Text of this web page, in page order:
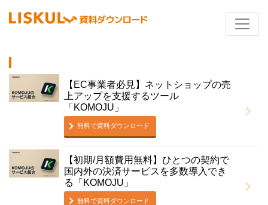
【EC事業者必見】ネットショップの売
上アップを支援するツール
「KOMOJU」
無料で資料ダウンロード
【初期/月額費用無料】ひとつの契約で
国内外の決済サービスを多数導入でき
る「KOMOJU」
無料で資料ダウンロード